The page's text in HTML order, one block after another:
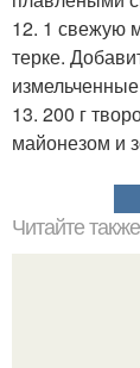
12. 1 свежую
терке.
13. 200 г
майонезом и
Читайте также